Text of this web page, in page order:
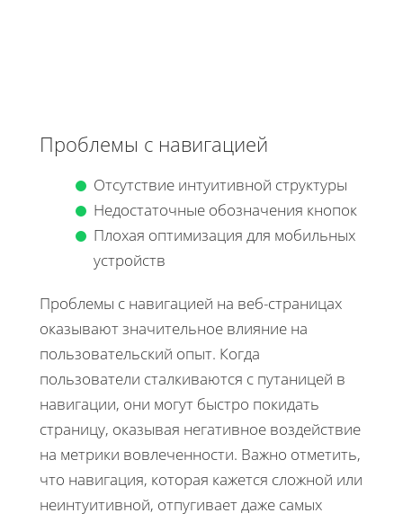
Проблемы с навигацией
Отсутствие интуитивной структуры
Недостаточные обозначения кнопок
Плохая оптимизация для мобильных
устройств
Проблемы с навигацией на веб-страницах
оказывают значительное влияние на
пользовательский опыт. Когда
пользователи сталкиваются с путаницей в
навигации, они могут быстро покидать
страницу, оказывая негативное воздействие
на метрики вовлеченности. Важно отметить,
что навигация, которая кажется сложной или
неинтуитивной, отпугивает даже самых